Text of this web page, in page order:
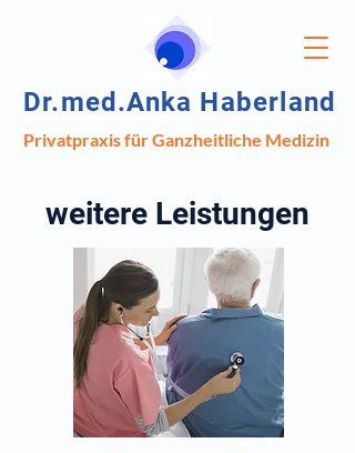
Dr.med.Anka Haberland
Privatpraxis für Ganzheitliche Medizin
weitere Leistungen